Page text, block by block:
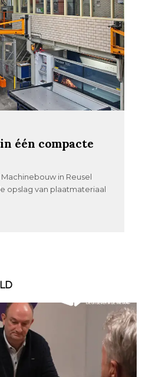
één compacte
in Reusel
opslag van plaatmateriaal